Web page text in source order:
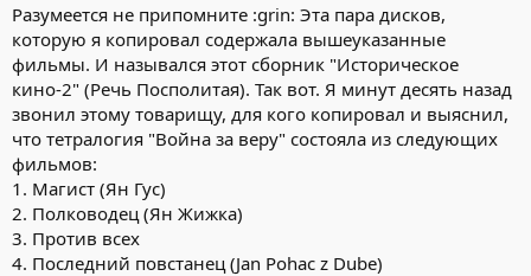
Разумеется не припомните :grin: Эта пара дисков,
которую я копировал содержала вышеуказанные
фильмы. И назывался этот сборник "Историческое
кино-2" (Речь Посполитая). Так вот. Я минут десять назад
звонил этому товарищу, для кого копировал и выяснил,
что тетралогия "Война за веру" состояла из следующих
фильмов:
1. Магист (Ян Гус)
2. Полководец (Ян Жижка)
3. Против всех
4. Последний повстанец (Jan Pohac z Dube)